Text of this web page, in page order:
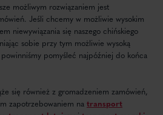
możliwym rozwiązaniem jest
Jeśli chcemy w możliwie wysokim
niewywiązania się naszego chińskiego
sobie przy tym możliwie wysoką
pomyśleć najpóźniej do końca
się również z gromadzeniem zamówień,
zapotrzebowaniem na transport